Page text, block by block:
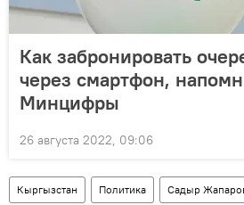
Как забронировать
через смартфон,
Минцифры
26 августа 2022, 09:06
Кыргызстан Политика Садыр